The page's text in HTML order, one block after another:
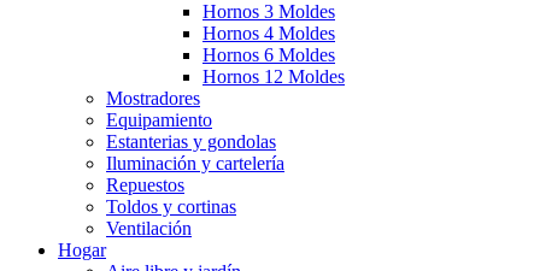
Hornos 3 Moldes
Hornos 4 Moldes
Hornos 6 Moldes
Hornos 12 Moldes
Mostradores
Equipamiento
Estanterias y gondolas
Iluminación y cartelería
Repuestos
Toldos y cortinas
Ventilación
Hogar